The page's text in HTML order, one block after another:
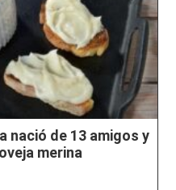
nació de 13 amigos y
merina